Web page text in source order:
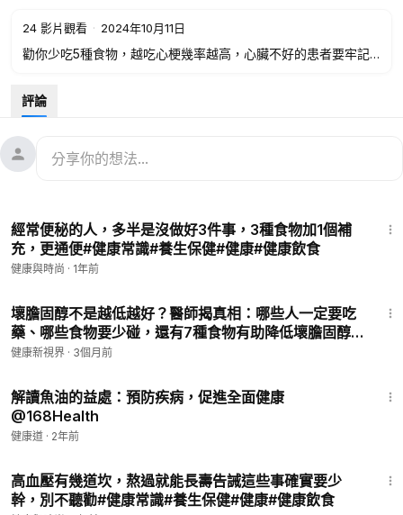
24 影片觀看 · 2024年10月11日
勸你少吃5種食物，越吃心梗幾率越高，心臟不好的患者要牢記
評論
經常便秘的人，多半是沒做好3件事，3種食物加1個補
充，更通便#健康常識#養生保健#健康#健康飲食
健康與時尚 · 1年前
壞膽固醇不是越低越好？醫師揭真相：哪些人一定要吃
藥、哪些食物要少碰，還有7種食物有助降低壞膽固醇
｜ #健康新視界
健康新視界 · 3個月前
解讀魚油的益處：預防疾病，促進全面健康
@168Health
健康道 · 2年前
高血壓有幾道坎，熬過就能長壽告誡這些事確實要少
幹，別不聽勸#健康常識#養生保健#健康#健康飲食